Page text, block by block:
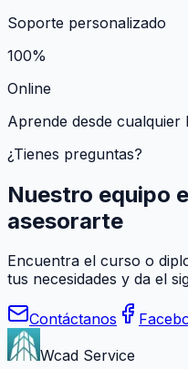
Soporte personalizado
100%
Online
Aprende desde cualquier
¿Tienes preguntas?
Nuestro equipo
asesorarte
Encuentra el curso o
tus necesidades y da el
Contáctanos
Wcad Service